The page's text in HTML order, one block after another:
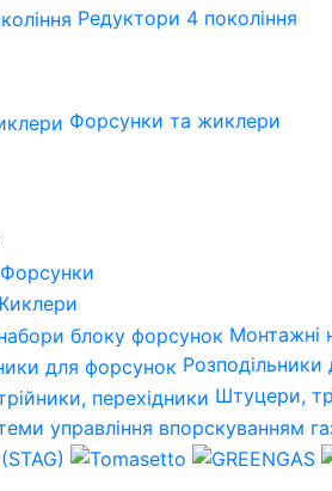
Редуктори 4 покоління
Форсунки та жиклери
Форсунки
Монтажні
Штуцери,